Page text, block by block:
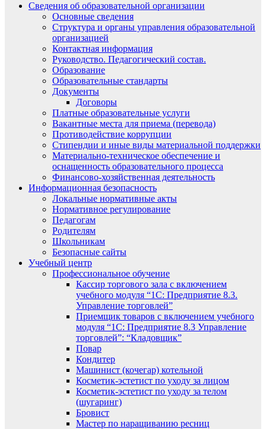
Сведения об образовательной организации
Основные сведения
Структура и органы управления образовательной
организацией
Контактная информация
Руководство. Педагогический состав.
Образование
Образовательные стандарты
Документы
Договоры
Платные образовательные услуги
Вакантные места для приема (перевода)
Противодействие коррупции
Стипендии и иные виды материальной поддержки
Материально-техническое обеспечение и
оснащенность образовательного процесса
Финансово-хозяйственная деятельность
Информационная безопасность
Локальные нормативные акты
Нормативное регулирование
Педагогам
Родителям
Школьникам
Безопасные сайты
Учебный центр
Профессиональное обучение
Кассир торгового зала с включением
учебного модуля “1С: Предприятие 8.3.
Управление торговлей”
Приемщик товаров с включением учебного
модуля “1С: Предприятие 8.3 Управление
торговлей”: “Кладовщик”
Повар
Кондитер
Машинист (кочегар) котельной
Косметик-эстетист по уходу за лицом
Косметик-эстетист по уходу за телом
(шугаринг)
Бровист
Мастер по наращиванию ресниц